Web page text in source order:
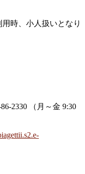
時、小人扱いとなり
2330 （月～金 9:30